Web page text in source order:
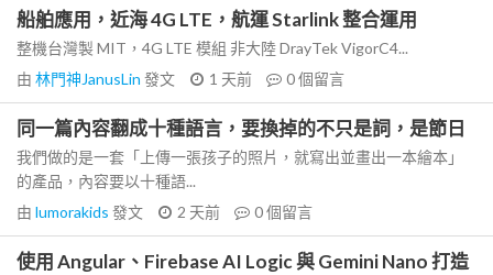
船舶應用，近海 4G LTE，航運 Starlink 整合運用
整機台灣製 MIT，4G LTE 模組 非大陸 DrayTek VigorC4...
由 林門神JanusLin 發文 1 天前 0個留言
同一篇內容翻成十種語言，要換掉的不只是詞，是節日
我們做的是一套「上傳一張孩子的照片，就寫出並畫出一本繪本」
的產品，內容要以十種語...
由 lumorakids 發文 2 天前 0個留言
使用 Angular、Firebase AI Logic 與 Gemini Nano 打造